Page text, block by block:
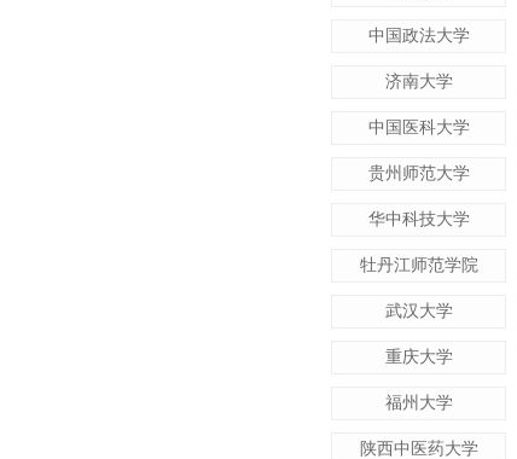
中国政法大学
济南大学
中国医科大学
贵州师范大学
华中科技大学
牡丹江师范学院
武汉大学
重庆大学
福州大学
陕西中医药大学